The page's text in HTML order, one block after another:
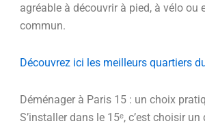
agréable à découvrir à pied, à vélo ou
commun.
Découvrez ici les meilleurs quartiers
Déménager à Paris 15 : un choix
S’installer dans le 15ᵉ, c’est choisir